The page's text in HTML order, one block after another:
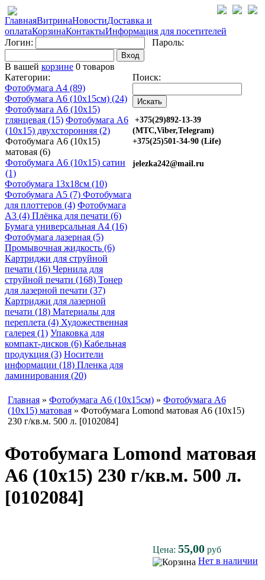
ГлавнаяВитринаНовостиДоставка и
оплатаКорзинаКонтактыИнформация для посетителей
Логин:
Пароль:
Вход
В вашей корзине 0 товаров
Категории:
Фотобумага A4 (89)
Фотобумага A6 (10х15см) (24)
Фотобумага A6 (10х15)
глянцевая (15) Фотобумага A6
(10х15) двухсторонняя (2)
Фотобумага A6 (10х15)
матовая (6)
Фотобумага A6 (10х15) сатин
(1)
Фотобумага 13х18см (10)
Фотобумага A5 (7) Фотобумага
для плоттеров (4) Фотобумага
A3 (4) Плёнка для печати (6)
Бумага универсальная A4 (16)
Фотобумага лазерная (5)
Промывочная жидкость (6)
Картриджи для струйной
печати (16) Чернила для
струйной печати (168) Тонер
для лазерной печати (37)
Картриджи для лазерной
печати (18) Материалы для
переплета (4) Художественная
галерея (1) Упаковка для
компакт-дисков (6) Кабельная
продукция (3) Носители
информации (18) Пленка для
ламинирования (20)
Поиск:
+375(29)892-13-39
(МТС,Viber,Telegram)
+375(25)501-34-90 (Life)
jelezka242@mail.ru
Главная » Фотобумага A6 (10х15см) » Фотобумага A6
(10х15) матовая » Фотобумага Lomond матовая A6 (10х15)
230 г/кв.м. 500 л. [0102084]
Фотобумага Lomond матовая
A6 (10х15) 230 г/кв.м. 500 л.
[0102084]
Цена: 55,00 руб
Нет в наличии